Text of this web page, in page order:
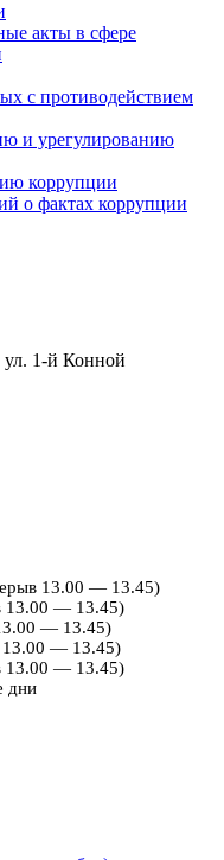
акты в сфере
с противодействием
и урегулированию
коррупции
о фактах коррупции
ул. 1-й Конной
13.00 — 13.45)
13.00 — 13.45)
— 13.45)
13.00 — 13.45)
13.00 — 13.45)
дни